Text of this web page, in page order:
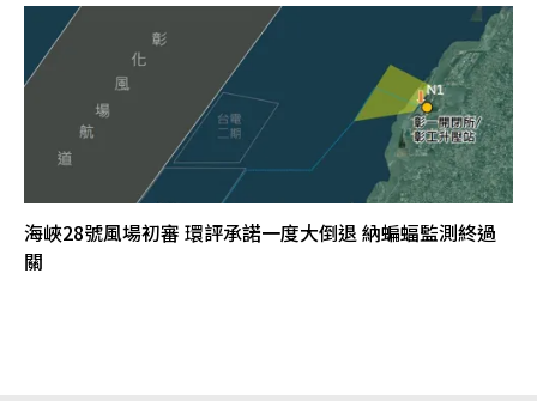
海峽28號風場初審 環評承諾一度大倒退 納蝙蝠監測終過
關